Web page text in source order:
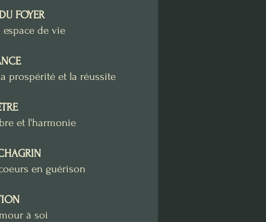
FOYER
de vie
prospérité et la réussite
et l'harmonie
en guérison
à soi